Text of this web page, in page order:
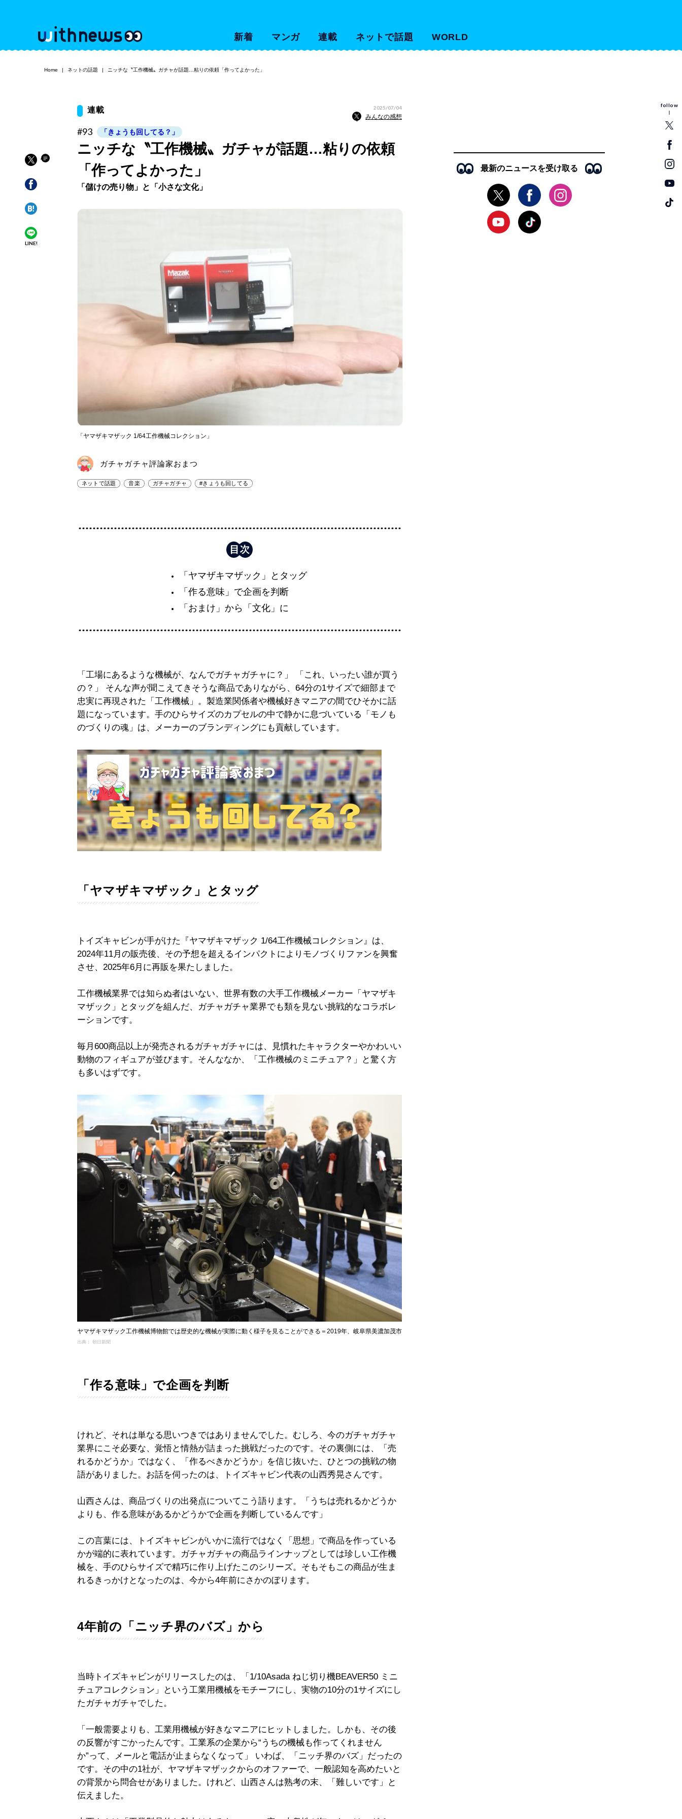
新着 マンガ 連載 ネットで話題 WORLD
follow
Home ネットの話題 ニッチな〝工作機械〟ガチャが話題…粘りの依頼「作ってよかった」
LINE!
連載 2025/07/04
みんなの感想
#93 「きょうも回してる？」
ニッチな〝工作機械〟ガチャが話題…粘りの依頼
「作ってよかった」
「儲けの売り物」と「小さな文化」
「ヤマザキマザック 1/64工作機械コレクション」
ガチャガチャ評論家おまつ
ネットで話題 音楽 ガチャガチャ #きょうも回してる
「ヤマザキマザック」とタッグ
「作る意味」で企画を判断
「おまけ」から「文化」に
「工場にあるような機械が、なんでガチャガチャに？」 「これ、いったい誰が買う
の？」 そんな声が聞こえてきそうな商品でありながら、64分の1サイズで細部まで
忠実に再現された「工作機械」。製造業関係者や機械好きマニアの間でひそかに話
題になっています。手のひらサイズのカプセルの中で静かに息づいている「モノも
のづくりの魂」は、メーカーのブランディングにも貢献しています。
「ヤマザキマザック」とタッグ
トイズキャビンが手がけた『ヤマザキマザック 1/64工作機械コレクション』は、
2024年11月の販売後、その予想を超えるインパクトによりモノづくりファンを興奮
させ、2025年6月に再販を果たしました。
工作機械業界では知らぬ者はいない、世界有数の大手工作機械メーカー「ヤマザキ
マザック」とタッグを組んだ、ガチャガチャ業界でも類を見ない挑戦的なコラボレ
ーションです。
毎月600商品以上が発売されるガチャガチャには、見慣れたキャラクターやかわいい
動物のフィギュアが並びます。そんななか、「工作機械のミニチュア？」と驚く方
も多いはずです。
ヤマザキマザック工作機械博物館では歴史的な機械が実際に動く様子を見ることができる＝2019年、岐阜県美濃加茂市
出典： 朝日新聞
「作る意味」で企画を判断
けれど、それは単なる思いつきではありませんでした。むしろ、今のガチャガチャ
業界にこそ必要な、覚悟と情熱が詰まった挑戦だったのです。その裏側には、「売
れるかどうか」ではなく、「作るべきかどうか」を信じ抜いた、ひとつの挑戦の物
語がありました。お話を伺ったのは、トイズキャビン代表の山西秀晃さんです。
山西さんは、商品づくりの出発点についてこう語ります。「うちは売れるかどうか
よりも、作る意味があるかどうかで企画を判断しているんです」
この言葉には、トイズキャビンがいかに流行ではなく「思想」で商品を作っている
かが端的に表れています。ガチャガチャの商品ラインナップとしては珍しい工作機
械を、手のひらサイズで精巧に作り上げたこのシリーズ。そもそもこの商品が生ま
れるきっかけとなったのは、今から4年前にさかのぼります。
4年前の「ニッチ界のバズ」から
当時トイズキャビンがリリースしたのは、「1/10Asada ねじ切り機BEAVER50 ミニ
チュアコレクション」という工業用機械をモチーフにし、実物の10分の1サイズにし
たガチャガチャでした。
「一般需要よりも、工業用機械が好きなマニアにヒットしました。しかも、その後
の反響がすごかったんです。工業系の企業から“うちの機械も作ってくれません
か”って、メールと電話が止まらなくなって」 いわば、「ニッチ界のバズ」だったの
です。その中の1社が、ヤマザキマザックからのオファーで、一般認知を高めたいと
の背景から問合せがありました。けれど、山西さんは熟考の末、「難しいです」と
伝えました。
最新のニュースを受け取る